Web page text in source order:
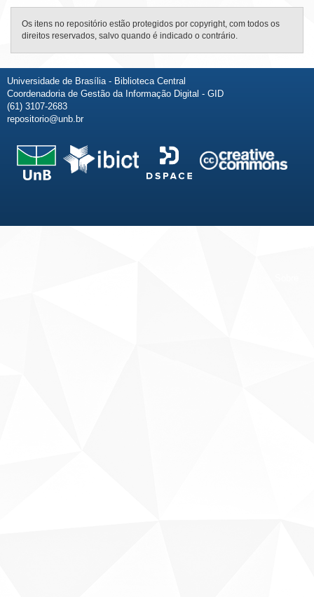
Os itens no repositório estão protegidos por copyright, com todos os
direitos reservados, salvo quando é indicado o contrário.
Universidade de Brasília - Biblioteca Central
Coordenadoria de Gestão da Informação Digital - GID
(61) 3107-2683
repositorio@unb.br